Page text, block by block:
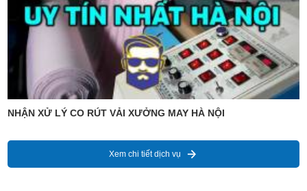
NHẬN XỬ LÝ CO RÚT VẢI XƯỞNG MAY HÀ NỘI
Xem chi tiết dịch vụ